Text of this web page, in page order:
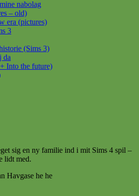
nabolag
– old)
era (pictures)
3
(Sims 3)
da
Into the future)
sig en ny familie ind i mit Sims 4 spil –
lidt med.
Havgase he he